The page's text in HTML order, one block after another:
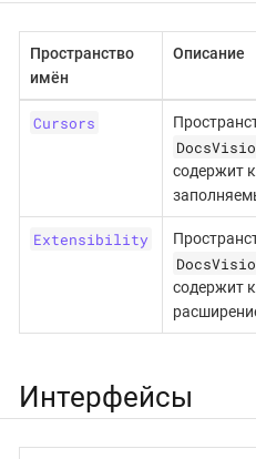
Пространство
имён
Описание
Cursors
содержит
Extensibility
содержит
Интерфейсы